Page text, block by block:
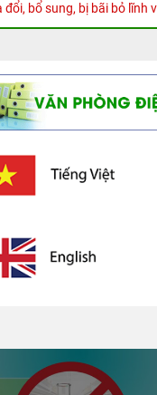
bị bãi bỏ lĩnh vực